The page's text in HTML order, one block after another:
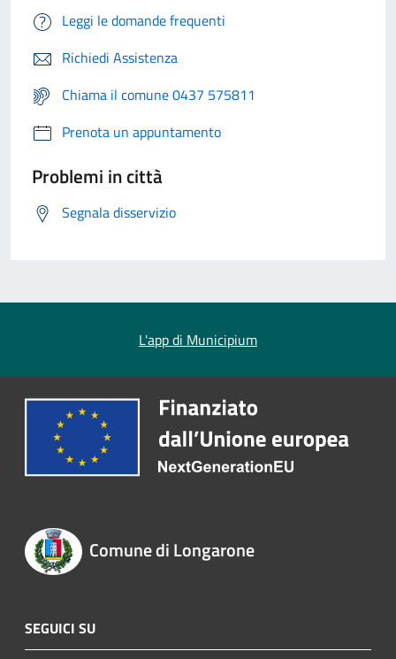
Leggi le domande frequenti
Richiedi Assistenza
Chiama il comune 0437 575811
Prenota un appuntamento
Problemi in città
Segnala disservizio
L'app di Municipium
Comune di Longarone
SEGUICI SU